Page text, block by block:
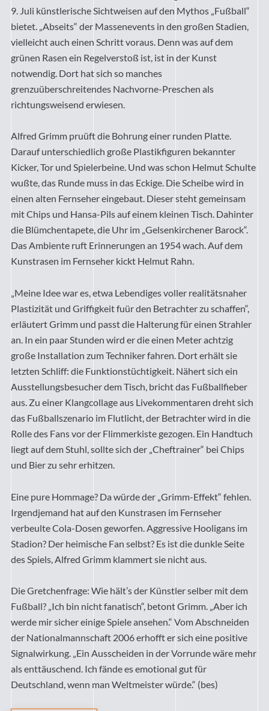
9. Juli künstlerische Sichtweisen auf den Mythos „Fußball“
bietet. „Abseits“ der Massenevents in den großen Stadien,
vielleicht auch einen Schritt voraus. Denn was auf dem
grünen Rasen ein Regelverstoß ist, ist in der Kunst
notwendig. Dort hat sich so manches
grenzuüberschreitendes Nachvorne-Preschen als
richtungsweisend erwiesen.
Alfred Grimm pruüft die Bohrung einer runden Platte.
Darauf unterschiedlich große Plastikfiguren bekannter
Kicker, Tor und Spielerbeine. Und was schon Helmut Schulte
wußte, das Runde muss in das Eckige. Die Scheibe wird in
einen alten Fernseher eingebaut. Dieser steht gemeinsam
mit Chips und Hansa-Pils auf einem kleinen Tisch. Dahinter
die Blümchentapete, die Uhr im „Gelsenkirchener Barock“.
Das Ambiente ruft Erinnerungen an 1954 wach. Auf dem
Kunstrasen im Fernseher kickt Helmut Rahn.
„Meine Idee war es, etwa Lebendiges voller realitätsnaher
Plastizität und Griffigkeit fuür den Betrachter zu schaffen“,
erläutert Grimm und passt die Halterung für einen Strahler
an. In ein paar Stunden wird er die einen Meter achtzig
große Installation zum Techniker fahren. Dort erhält sie
letzten Schliff: die Funktionstüchtigkeit. Nähert sich ein
Ausstellungsbesucher dem Tisch, bricht das Fußballfieber
aus. Zu einer Klangcollage aus Livekommentaren dreht sich
das Fußballszenario im Flutlicht, der Betrachter wird in die
Rolle des Fans vor der Flimmerkiste gezogen. Ein Handtuch
liegt auf dem Stuhl, sollte sich der „Cheftrainer“ bei Chips
und Bier zu sehr erhitzen.
Eine pure Hommage? Da würde der „Grimm-Effekt“ fehlen.
Irgendjemand hat auf den Kunstrasen im Fernseher
verbeulte Cola-Dosen geworfen. Aggressive Hooligans im
Stadion? Der heimische Fan selbst? Es ist die dunkle Seite
des Spiels, Alfred Grimm klammert sie nicht aus.
Die Gretchenfrage: Wie hält’s der Künstler selber mit dem
Fußball? „Ich bin nicht fanatisch“, betont Grimm. „Aber ich
werde mir sicher einige Spiele ansehen.“ Vom Abschneiden
der Nationalmannschaft 2006 erhofft er sich eine positive
Signalwirkung. „Ein Ausscheiden in der Vorrunde wäre mehr
als enttäuschend. Ich fände es emotional gut für
Deutschland, wenn man Weltmeister würde.“ (bes)